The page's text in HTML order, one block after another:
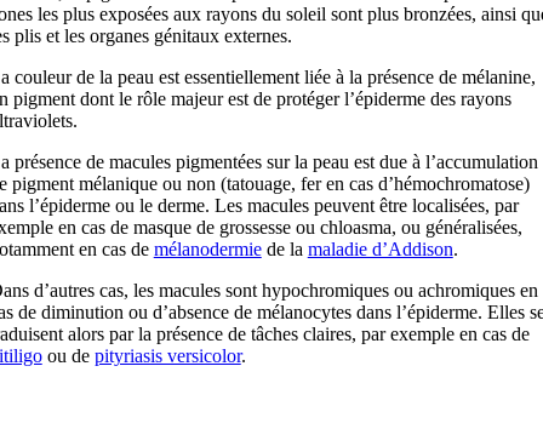
les plus exposées aux rayons du soleil sont plus bronzées, ainsi
plis et les organes génitaux externes.
couleur de la peau est essentiellement liée à la présence de mélanine,
pigment dont le rôle majeur est de protéger l’épiderme des rayons
présence de macules pigmentées sur la peau est due à l’accumulation
pigment mélanique ou non (tatouage, fer en cas d’hémochromatose)
l’épiderme ou le derme. Les macules peuvent être localisées, par
en cas de masque de grossesse ou chloasma, ou généralisées,
en cas de mélanodermiede la maladie d’Addison.
d’autres cas, les macules sont hypochromiques ou achromiques en
de diminution ou d’absence de mélanocytes dans l’épiderme. Elles
alors par la présence de tâches claires, par exemple en cas de
ou de pityriasis versicolor.